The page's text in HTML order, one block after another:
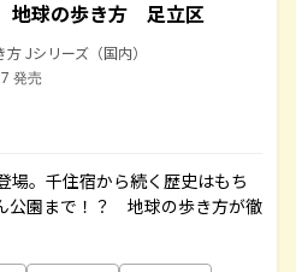
地球の歩き方 足立区
Jシリーズ（国内）
発売
場。千住宿から続く歴史はもち
公園まで！？ 地球の歩き方が徹